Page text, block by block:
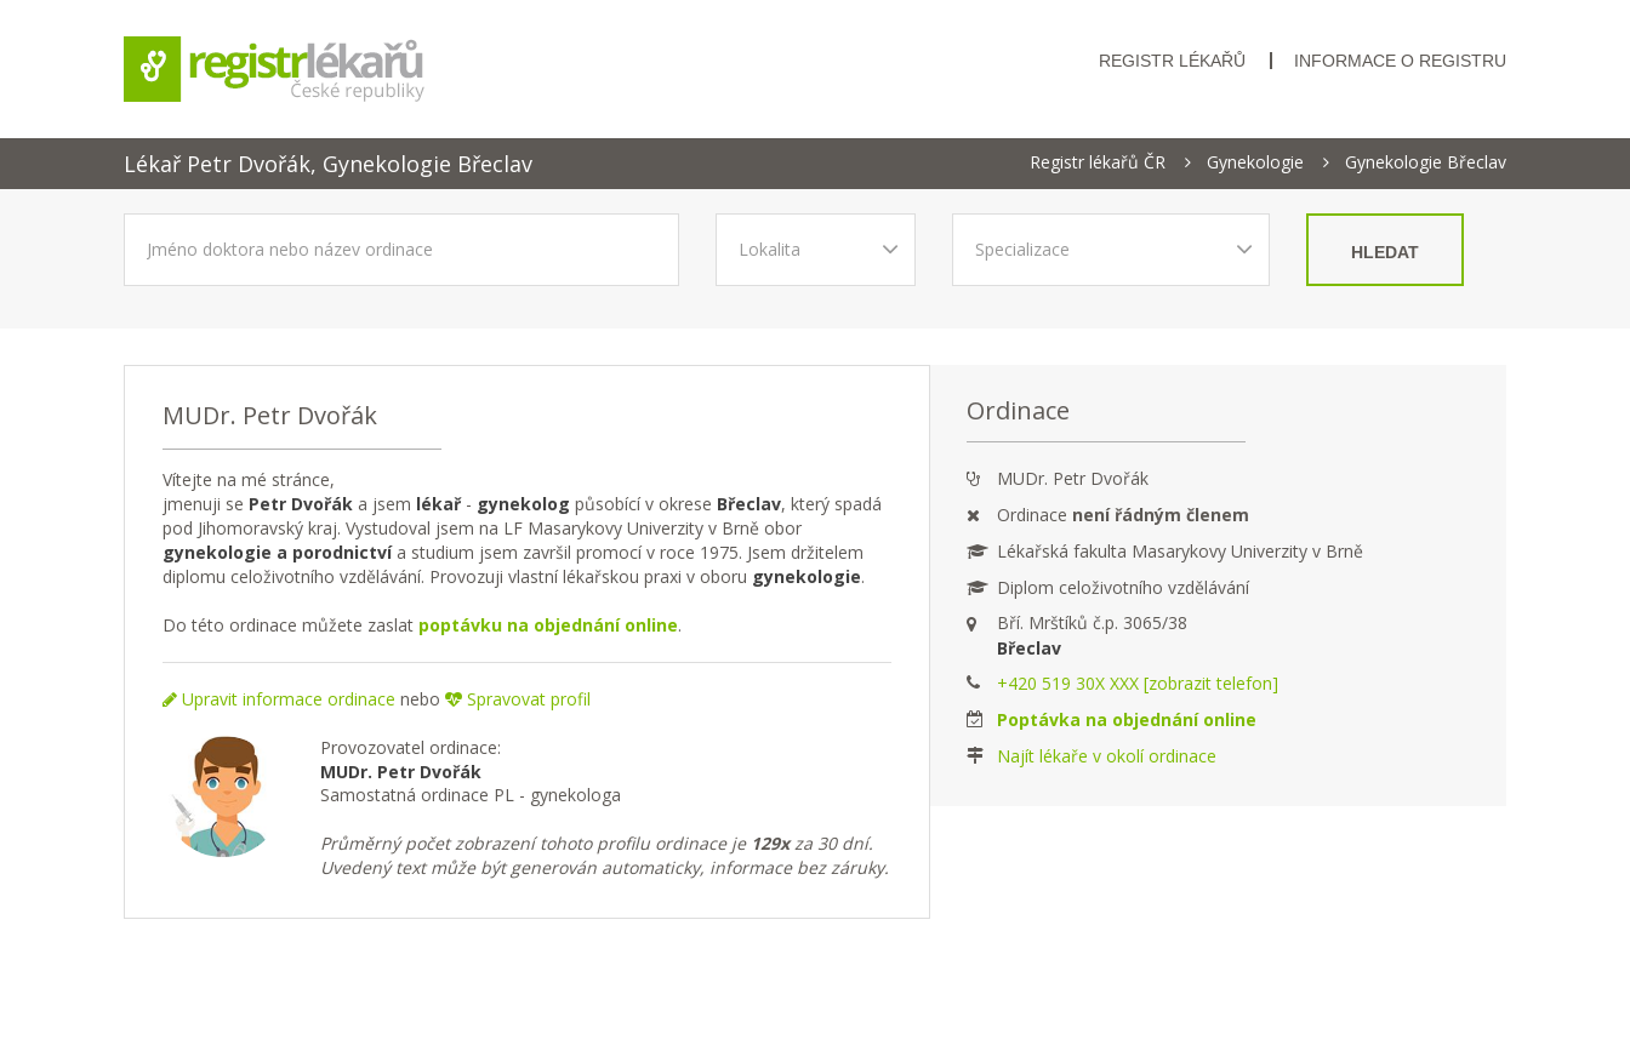
REGISTR LÉKAŘŮ INFORMACE O REGISTRU
Lékař Petr Dvořák, Gynekologie Břeclav Registr lékařů ČR Gynekologie Gynekologie Břeclav
HLEDAT
MUDr. Petr Dvořák
Vítejte na mé stránce,
jmenuji se Petr Dvořák a jsem lékař- gynekolog působící v okrese Břeclav, který spadá
pod Jihomoravský kraj. Vystudoval jsem na LF Masarykovy Univerzity v Brně obor
gynekologie a porodnictvía studium jsem završil promocí v roce 1975. Jsem držitelem
diplomu celoživotního vzdělávání. Provozuji vlastní lékařskou praxi v oboru gynekologie.
Do této ordinace můžete zaslat poptávku na objednání online.
Upravit informace ordinace nebo Spravovat profil
Provozovatel ordinace:
MUDr. Petr Dvořák
Samostatná ordinace PL - gynekologa
Průměrný počet zobrazení tohoto profilu ordinace je 129xza 30 dní.
Uvedený text může být generován automaticky, informace bez záruky.
Ordinace
MUDr. Petr Dvořák
Ordinace není řádným členem
Lékařská fakulta Masarykovy Univerzity v Brně
Diplom celoživotního vzdělávání
Bří. Mrštíků č.p. 3065/38
Břeclav
+420 519 30X XXX [zobrazit telefon]
Poptávka na objednání online
Najít lékaře v okolí ordinace